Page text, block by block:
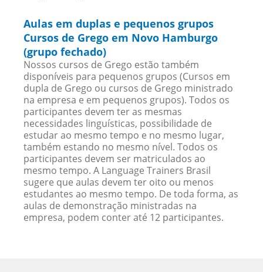
Aulas em duplas e pequenos grupos
Cursos de Grego em Novo Hamburgo
(grupo fechado)
Nossos cursos de Grego estão também
disponíveis para pequenos grupos (Cursos em
dupla de Grego ou cursos de Grego ministrado
na empresa e em pequenos grupos). Todos os
participantes devem ter as mesmas
necessidades linguísticas, possibilidade de
estudar ao mesmo tempo e no mesmo lugar,
também estando no mesmo nível. Todos os
participantes devem ser matriculados ao
mesmo tempo. A Language Trainers Brasil
sugere que aulas devem ter oito ou menos
estudantes ao mesmo tempo. De toda forma, as
aulas de demonstração ministradas na
empresa, podem conter até 12 participantes.